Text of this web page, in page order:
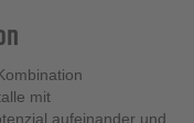
mit
aufeinander und